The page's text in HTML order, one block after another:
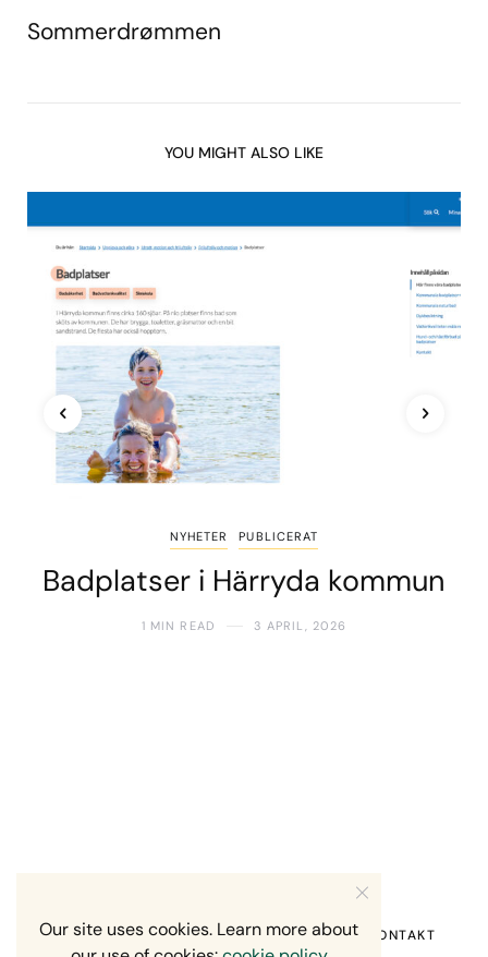
Sommerdrømmen
YOU MIGHT ALSO LIKE
NYHETER PUBLICERAT
Badplatser i Härryda kommun
1 MIN READ 3 APRIL, 2026
HEM OM MIG RECENSION OM MIG KONTAKT
Our site uses cookies. Learn more about